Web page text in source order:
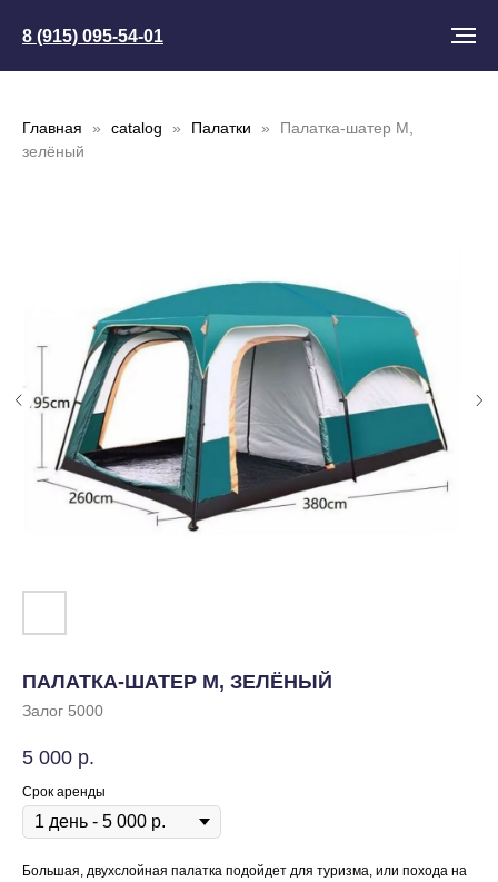
8 (915) 095-54-01
Главная catalog Палатки
Палатка-шатер M,
зелёный
ПАЛАТКА-ШАТЕР M, ЗЕЛЁНЫЙ
Залог 5000
5 000 р.
Срок аренды
Большая, двухслойная палатка подойдет для туризма, или похода на